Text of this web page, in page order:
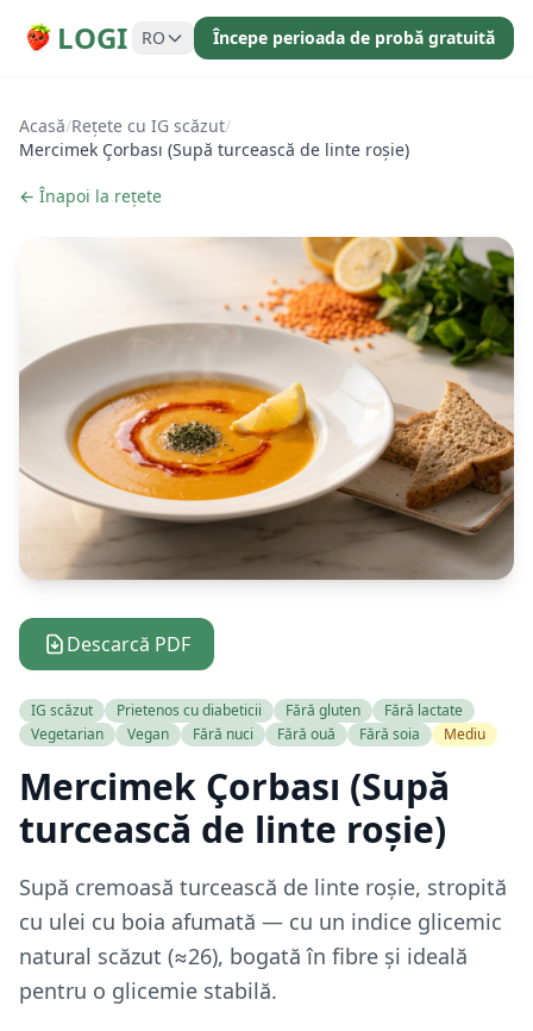
LOGI RO Începe perioada de probă gratuită
Acasă/Rețete cu IG scăzut/
Mercimek Çorbası (Supă turcească de linte roșie)
← Înapoi la rețete
Descarcă PDF
IG scăzut Prietenos cu diabeticii Fără gluten
Fără lactate
Vegetarian
Vegan Fără nuci Fără ouă Fără soia Mediu
Mercimek Çorbası (Supă
turcească de linte roșie)
Supă cremoasă turcească de linte roșie, stropită
cu ulei cu boia afumată — cu un indice glicemic
natural scăzut (≈26), bogată în fibre și ideală
pentru o glicemie stabilă.